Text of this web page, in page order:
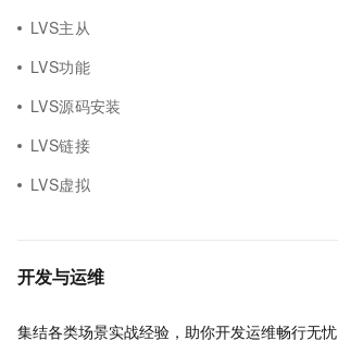
LVS主从
LVS功能
LVS源码安装
LVS链接
LVS虚拟
开发与运维
集结各类场景实战经验，助你开发运维畅行无忧